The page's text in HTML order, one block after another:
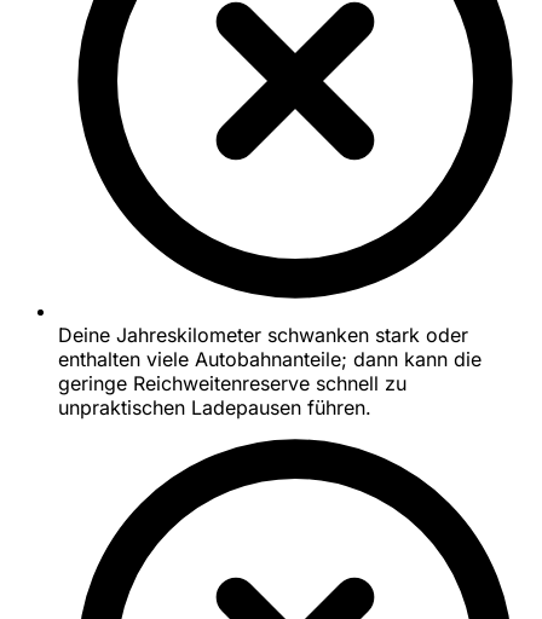
Deine Jahreskilometer schwanken stark oder
enthalten viele Autobahnanteile; dann kann die
geringe Reichweitenreserve schnell zu
unpraktischen Ladepausen führen.